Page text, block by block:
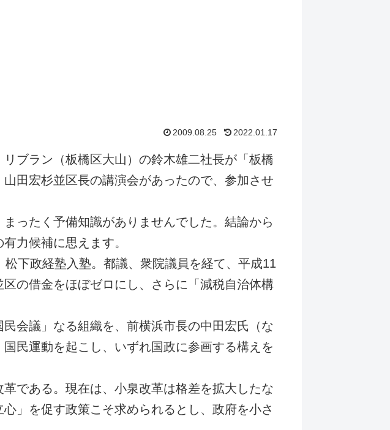
2009.08.25 2022.01.17
ブラン（板橋区大山）の鈴木雄二社長が「板橋
田宏杉並区長の講演会があったので、参加させ
ったく予備知識がありませんでした。結論から
力候補に思えます。
下政経塾入塾。都議、衆院議員を経て、平成11
の借金をほぼゼロにし、さらに「減税自治体構
会議」なる組織を、前横浜市長の中田宏氏（な
国民運動を起こし、いずれ国政に参画する構えを
である。現在は、小泉改革は格差を拡大したな
」を促す政策こそ求められるとし、政府を小さ